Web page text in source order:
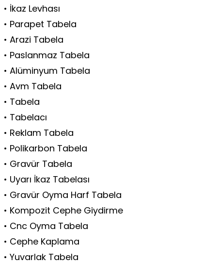
• İkaz Levhası
• Parapet Tabela
• Arazi Tabela
• Paslanmaz Tabela
• Alüminyum Tabela
• Avm Tabela
• Tabela
• Tabelacı
• Reklam Tabela
• Polikarbon Tabela
• Gravür Tabela
• Uyarı İkaz Tabelası
• Gravür Oyma Harf Tabela
• Kompozit Cephe Giydirme
• Cnc Oyma Tabela
• Cephe Kaplama
• Yuvarlak Tabela